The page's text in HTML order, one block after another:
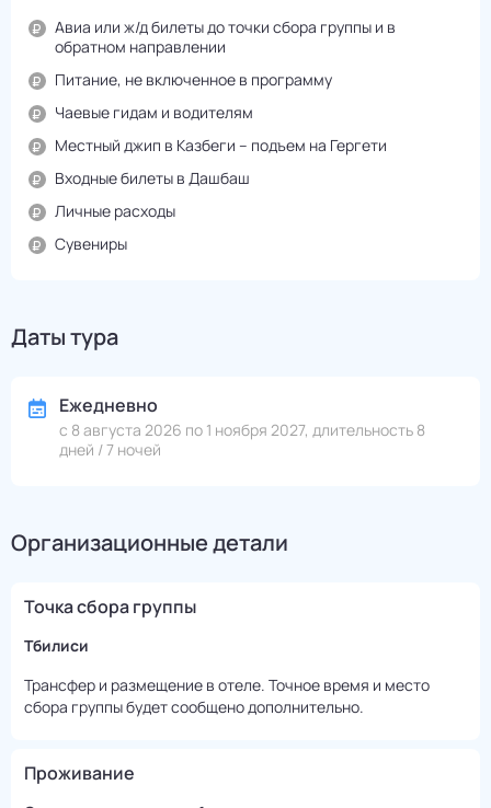
Авиа или ж/д билеты до точки сбора группы и в
обратном направлении
Питание, не включенное в программу
Чаевые гидам и водителям
Местный джип в Казбеги – подъем на Гергети
Входные билеты в Дашбаш
Личные расходы
Сувениры
Даты тура
Ежедневно
с 8 августа 2026 по 1 ноября 2027, длительность 8
дней / 7 ночей
Организационные детали
Точка сбора группы
Тбилиси
Трансфер и размещение в отеле. Точное время и место
сбора группы будет сообщено дополнительно.
Проживание